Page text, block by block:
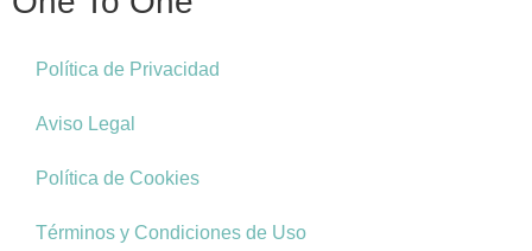
Política de Privacidad
Aviso Legal
Política de Cookies
Términos y Condiciones de Uso